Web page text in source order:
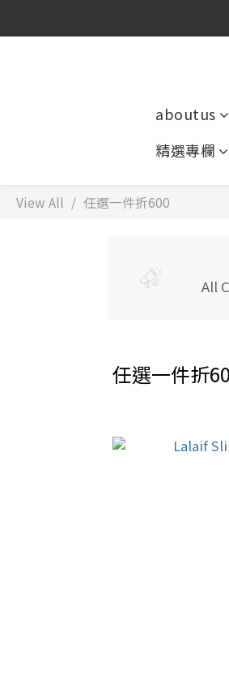
aboutus
精選專欄
View All 任選一件折600
All
任選一件折